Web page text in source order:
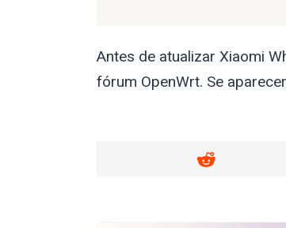
Antes de atualizar Xiaomi
fórum OpenWrt. Se